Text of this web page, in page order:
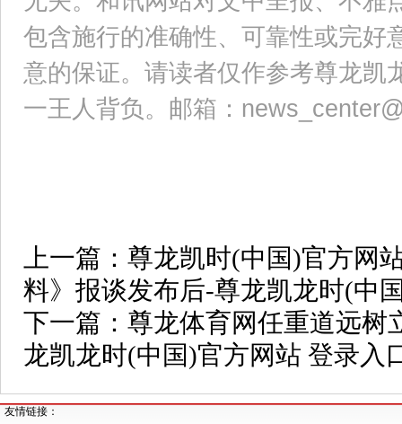
包含施行的准确性、可靠性或完好
意的保证。请读者仅作参考尊龙凯
一王人背负。邮箱：
上一篇： 尊龙凯时(中国)官方网
料》报谈发布后-尊龙凯龙时(中
下一篇： 尊龙体育网任重道远树
龙凯龙时(中国)官方网站 登录入
友情链接：